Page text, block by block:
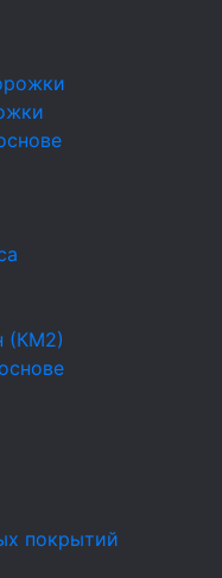
(КМ2)
покрытий